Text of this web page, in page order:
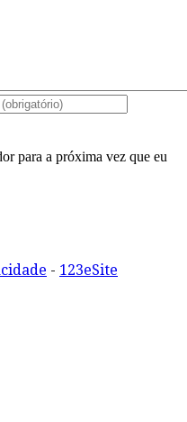
para a próxima vez que eu
- 123eSite